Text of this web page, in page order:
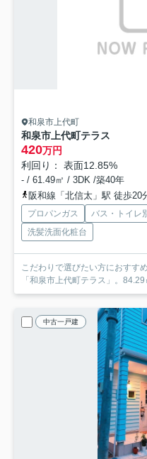
和泉市上代町
和泉市上代町テラス
420万円
利回り： 表面12.85%
- / 61.49㎡ / 3DK /築40年
阪和線「北信太」駅 徒歩20
プロパンガス バス・トイレ
洗髪洗面化粧台
こだわりで選びたい方におすす
「和泉市上代町テラス」。
中古一戸建